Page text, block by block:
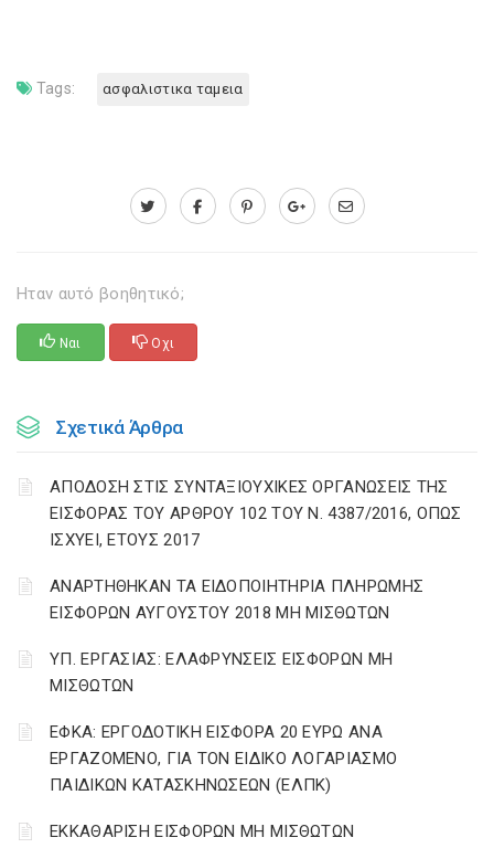
Tags: ασφαλιστικα ταμεια
Ηταν αυτό βοηθητικό;
Ναι Οχι
Σχετικά Άρθρα
ΑΠΟΔΟΣΗ ΣΤΙΣ ΣΥΝΤΑΞΙΟΥΧΙΚΕΣ ΟΡΓΑΝΩΣΕΙΣ ΤΗΣ
ΕΙΣΦΟΡΑΣ ΤΟΥ ΑΡΘΡΟΥ 102 ΤΟΥ Ν. 4387/2016, ΟΠΩΣ
ΙΣΧΥΕΙ, ΕΤΟΥΣ 2017
ΑΝΑΡΤΗΘΗΚΑΝ ΤΑ ΕΙΔΟΠΟΙΗΤΗΡΙΑ ΠΛΗΡΩΜΗΣ
ΕΙΣΦΟΡΩΝ ΑΥΓΟΥΣΤΟΥ 2018 ΜΗ ΜΙΣΘΩΤΩΝ
ΥΠ. ΕΡΓΑΣΙΑΣ: ΕΛΑΦΡΥΝΣΕΙΣ ΕΙΣΦΟΡΩΝ ΜΗ
ΜΙΣΘΩΤΩΝ
ΕΦΚΑ: ΕΡΓΟΔΟΤΙΚΗ ΕΙΣΦΟΡΑ 20 ΕΥΡΩ ΑΝΑ
ΕΡΓΑΖΟΜΕΝΟ, ΓΙΑ ΤΟΝ ΕΙΔΙΚΟ ΛΟΓΑΡΙΑΣΜΟ
ΠΑΙΔΙΚΩΝ ΚΑΤΑΣΚΗΝΩΣΕΩΝ (ΕΛΠΚ)
ΕΚΚΑΘΑΡΙΣΗ ΕΙΣΦΟΡΩΝ ΜΗ ΜΙΣΘΩΤΩΝ